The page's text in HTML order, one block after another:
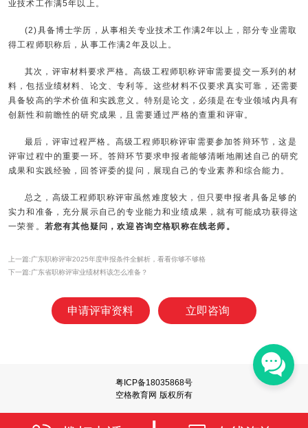
业技术工作满5年以上。
(2)具备博士学历，从事相关专业技术工作满2年以上，部分专业需取
得工程师职称后，从事工作满2年及以上。
其次，评审材料要求严格。高级工程师职称评审需要提交一系列的材
料，包括业绩材料、论文、专利等。这些材料不仅要求真实可靠，还需要
具备较高的学术价值和实践意义。特别是论文，必须是在专业领域内具有
创新性和前瞻性的研究成果，且需要通过严格的查重和评审。
最后，评审过程严格。高级工程师职称评审需要参加答辩环节，这是
评审过程中的重要一环。答辩环节要求申报者能够清晰地阐述自己的研究
成果和实践经验，回答评委的提问，展现自己的专业素养和综合能力。
总之，高级工程师职称评审虽然难度较大，但只要申报者具备足够的
实力和准备，充分展示自己的专业能力和业绩成果，就有可能成功获得这
一荣誉。 若您有其他疑问，欢迎咨询空格职称在线老师。
上一篇:广东职称评审2025年度申报条件全解析，看看你够不够格
下一篇:广东省职称评审业绩材料该怎么准备？
申请评审资料 立即咨询
粤ICP备18035868号
空格教育网 版权所有